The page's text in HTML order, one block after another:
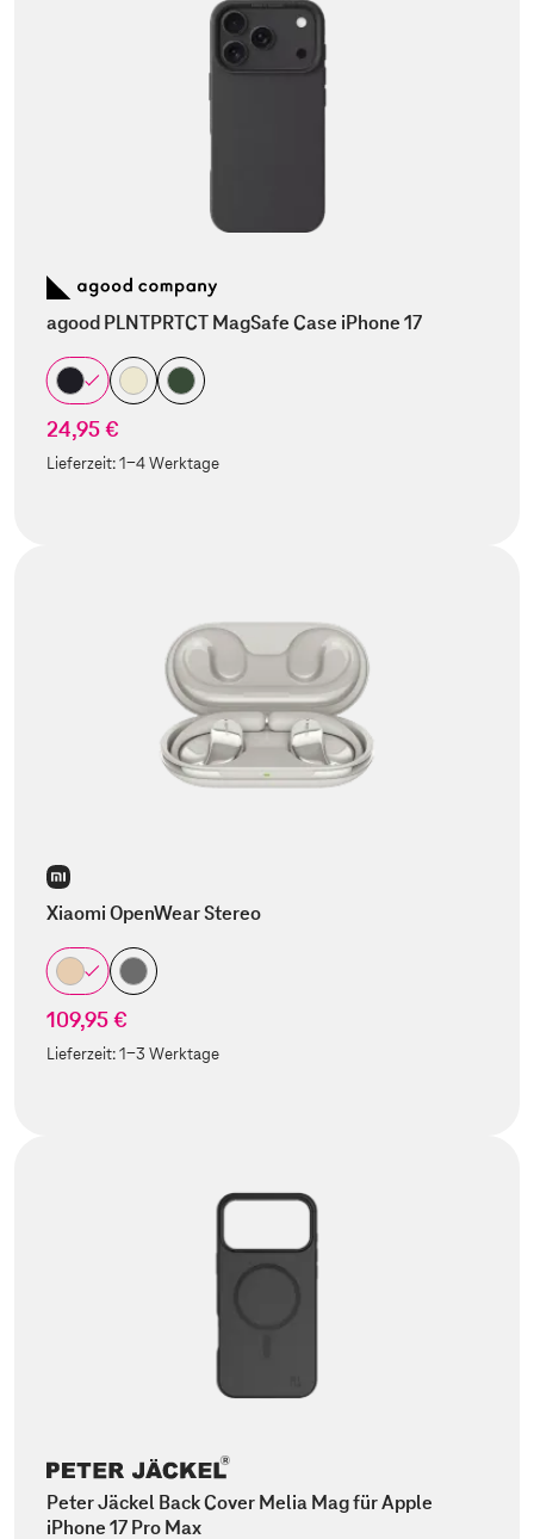
agood PLNTPRTCT MagSafe Case iPhone 17
24,95 €
Lieferzeit:1-4 Werktage
Xiaomi OpenWear Stereo
109,95 €
Lieferzeit:1-3 Werktage
Peter Jäckel Back Cover Melia Mag für Apple
iPhone 17 Pro Max